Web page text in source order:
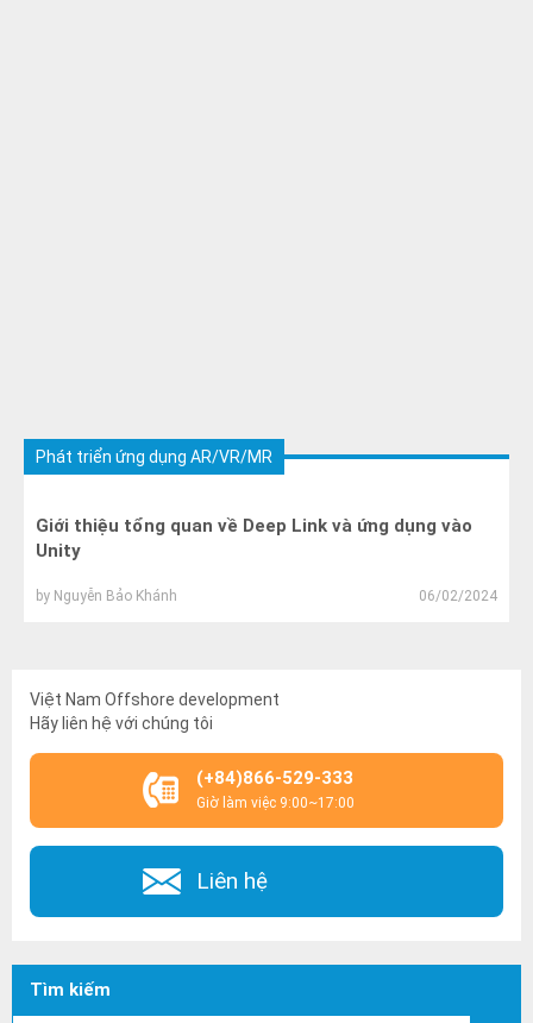
Phát triển ứng dụng AR/VR/MR
Giới thiệu tổng quan về Deep Link và ứng dụng vào
Unity
by Nguyễn Bảo Khánh 06/02/2024
Việt Nam Offshore development
Hãy liên hệ với chúng tôi
(+84)866-529-333
Giờ làm việc 9:00~17:00
Liên hệ
Tìm kiếm